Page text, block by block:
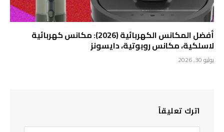
أفضل المكانس الكهربائية (2026): مكانس كهربائية
لاسلكية، مكانس روبوتية، دايسونز
يوليو 30, 2026
اترك تعليقاً